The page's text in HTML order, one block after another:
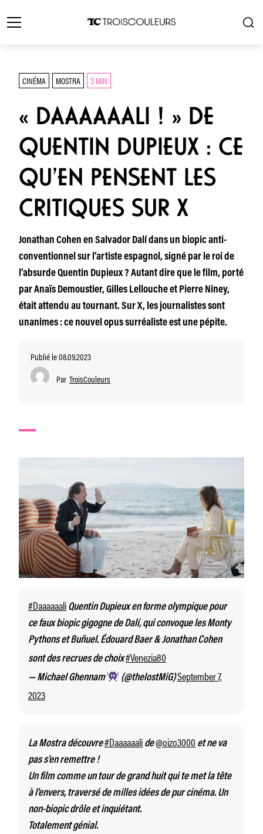
CINÉMA MOSTRA 3 MIN
« DAAAAAALI ! » DE
QUENTIN DUPIEUX : CE
QU’EN PENSENT LES
CRITIQUES SUR X
Jonathan Cohen en Salvador Dalí dans un biopic anti-
conventionnel sur l’artiste espagnol, signé par le roi de
l’absurde Quentin Dupieux ? Autant dire que le film, porté
par Anaïs Demoustier, Gilles Lellouche et Pierre Niney,
était attendu au tournant. Sur X, les journalistes sont
unanimes : ce nouvel opus surréaliste est une pépite.
Publié le 08.09.2023
Par TroisCouleurs
#Daaaaaali Quentin Dupieux en forme olympique pour
ce faux biopic gigogne de Dalí, qui convoque les Monty
Pythons et Buñuel. Édouard Baer & Jonathan Cohen
sont des recrues de choix#Venezia80
— Michael Ghennam (@thelostMiG)September 7,
2023
La Mostra découvre#Daaaaaali de@oizo3000 et ne va
pas s'en remettre !
Un film comme un tour de grand huit qui te met la tête
à l'envers, traversé de milles idées de pur cinéma. Un
non-biopic drôle et inquiétant.
Totalement génial.